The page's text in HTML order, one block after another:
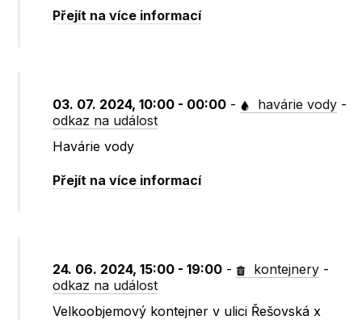
Přejít na více informací
03. 07. 2024, 10:00 - 00:00 - havárie vody -
odkaz na událost
Havárie vody
Přejít na více informací
24. 06. 2024, 15:00 - 19:00 - kontejnery -
odkaz na událost
Velkoobjemový kontejner v ulici Řešovská x